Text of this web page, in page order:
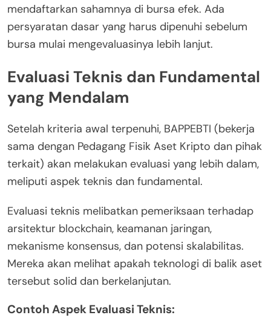
mendaftarkan sahamnya di bursa efek. Ada
persyaratan dasar yang harus dipenuhi sebelum
bursa mulai mengevaluasinya lebih lanjut.
Evaluasi Teknis dan Fundamental
yang Mendalam
Setelah kriteria awal terpenuhi, BAPPEBTI (bekerja
sama dengan Pedagang Fisik Aset Kripto dan pihak
terkait) akan melakukan evaluasi yang lebih dalam,
meliputi aspek teknis dan fundamental.
Evaluasi teknis melibatkan pemeriksaan terhadap
arsitektur blockchain, keamanan jaringan,
mekanisme konsensus, dan potensi skalabilitas.
Mereka akan melihat apakah teknologi di balik aset
tersebut solid dan berkelanjutan.
Contoh Aspek Evaluasi Teknis: